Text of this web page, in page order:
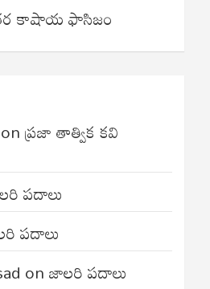
కాషాయ ఫాసిజం
onప్రజా తాత్విక కవి
పదాలు
పదాలు
onజాలరి పదాలు